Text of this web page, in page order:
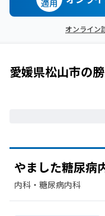
適用
オンライン
愛媛県松山市の
やました糖尿病
内科・​糖尿病内科